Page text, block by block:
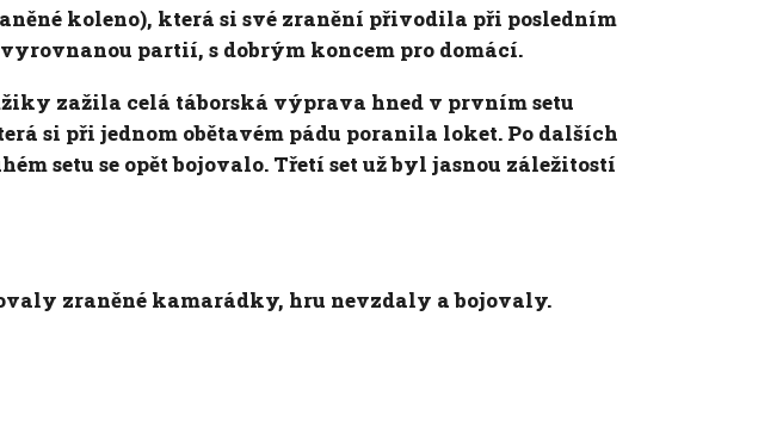
koleno), která si své zranění přivodila při posledním
partií, s dobrým koncem pro domácí.
zažila celá táborská výprava hned v prvním setu
si při jednom obětavém pádu poranila loket. Po dalších
setu se opět bojovalo. Třetí set už byl jasnou záležitostí
zraněné kamarádky, hru nevzdaly a bojovaly.